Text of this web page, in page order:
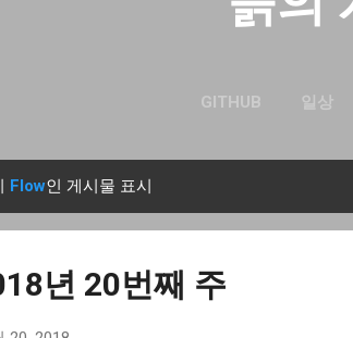
GITHUB 일상
Flow인 게시물 표시
년 20번째 주